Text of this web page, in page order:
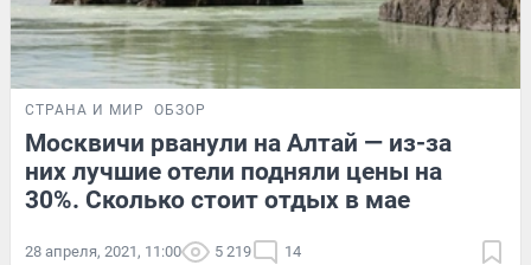
СТРАНА И МИР ОБЗОР
Москвичи рванули на Алтай — из-за
них лучшие отели подняли цены на
30%. Сколько стоит отдых в мае
28 апреля, 2021, 11:00 5 219 14